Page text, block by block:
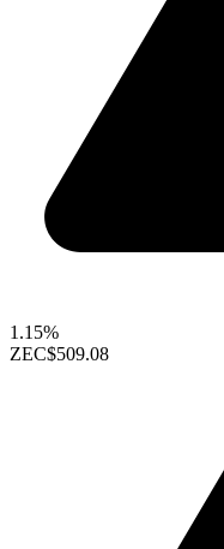
1.15%
ZEC$509.08